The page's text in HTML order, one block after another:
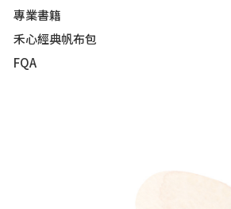
專業書籍
禾心經典帆布包
FQA